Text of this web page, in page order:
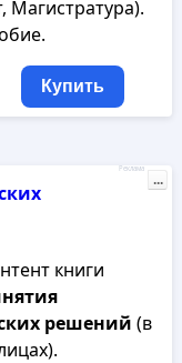
Магистратура).
Купить
книги
решений (в
Реклама
...